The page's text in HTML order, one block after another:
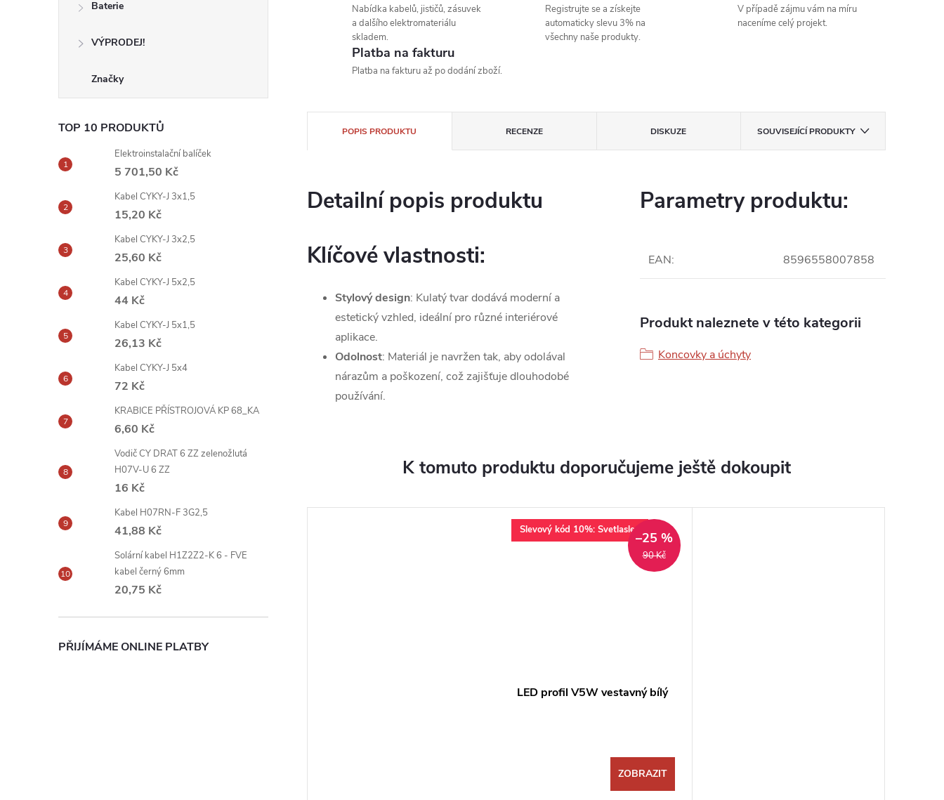
Baterie
VÝPRODEJ!
Značky
TOP 10 PRODUKTŮ
Elektroinstalační balíček
5 701,50 Kč
Kabel CYKY-J 3x1,5
15,20 Kč
Kabel CYKY-J 3x2,5
25,60 Kč
Kabel CYKY-J 5x2,5
44 Kč
Kabel CYKY-J 5x1,5
26,13 Kč
Kabel CYKY-J 5x4
72 Kč
KRABICE PŘÍSTROJOVÁ KP 68_KA
6,60 Kč
Vodič CY DRAT 6 ZZ zelenožlutá
H07V-U 6 ZZ
16 Kč
Kabel H07RN-F 3G2,5
41,88 Kč
Solární kabel H1Z2Z2-K 6 - FVE
kabel černý 6mm
20,75 Kč
PŘIJÍMÁME ONLINE PLATBY
Nabídka kabelů, jističů, zásuvek
a dalšího elektromateriálu
skladem.
Registrujte se a získejte
automaticky slevu 3% na
všechny naše produkty.
V případě zájmu vám na míru
naceníme celý projekt.
Platba na fakturu
Platba na fakturu až po dodání zboží.
POPIS PRODUKTU RECENZE DISKUZE SOUVISEJÍCÍ PRODUKTY
Detailní popis produktu
Klíčové vlastnosti:
Stylový design: Kulatý tvar dodává moderní a
estetický vzhled, ideální pro různé interiérové
aplikace.
Odolnost: Materiál je navržen tak, aby odolával
nárazům a poškození, což zajišťuje dlouhodobé
používání.
Parametry produktu:
EAN: 8596558007858
Produkt naleznete v této kategorii
Koncovky a úchyty
K tomuto produktu doporučujeme ještě dokoupit
Slevový kód 10%: Svetlaslev
90 Kč
–25 %
LED profil V5W vestavný bílý
ZOBRAZIT